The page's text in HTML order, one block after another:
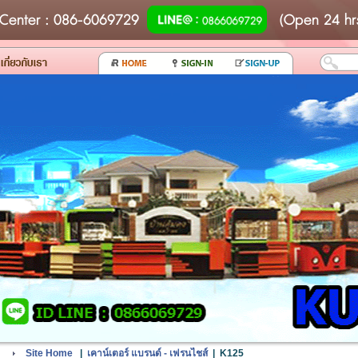
: 086-6069729 (Open 24
Site Home เคาน์เตอร์ แบรนด์ - เฟรนไชส์| K125